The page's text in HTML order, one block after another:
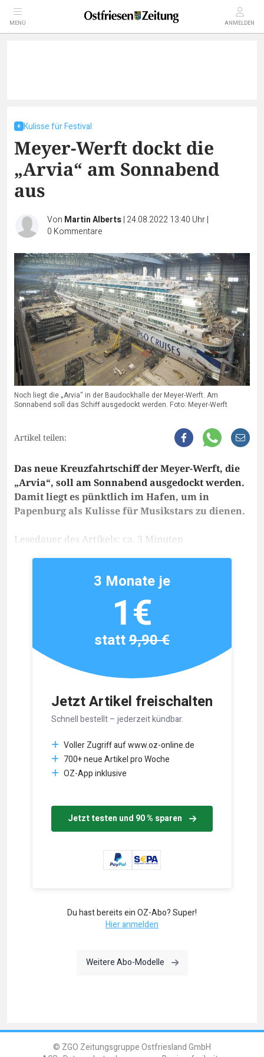
MENÜ ANMELDEN
Kulisse für Festival
Meyer-Werft dockt die
„Arvia“ am Sonnabend
aus
Von Martin Alberts| 24.08.2022 13:40 Uhr|
0 Kommentare
Noch liegt die „Arvia“ in der Baudockhalle der Meyer-Werft. Am
Sonnabend soll das Schiff ausgedockt werden. Foto: Meyer-Werft
Artikel teilen:
Das neue Kreuzfahrtschiff der Meyer-Werft, die
„Arvia“, soll am Sonnabend ausgedockt werden.
Damit liegt es pünktlich im Hafen, um in
Papenburg als Kulisse für Musikstars zu dienen.
Lesedauer des Artikels: ca. 3 Minuten
Jetzt Artikel freischalten
Schnell bestellt – jederzeit kündbar.
Voller Zugriff auf www.oz-online.de
700+ neue Artikel pro Woche
OZ-App inklusive
Jetzt testen und 90 % sparen
3 Monate je
1€
statt9,90 €
Du hast bereits ein OZ-Abo? Super!
Hier anmelden
Weitere Abo-Modelle
© ZGO Zeitungsgruppe Ostfriesland GmbH